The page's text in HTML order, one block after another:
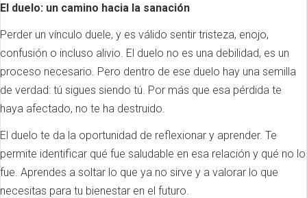
El duelo: un camino hacia la sanación
Perder un vínculo duele, y es válido sentir tristeza, enojo,
confusión o incluso alivio. El duelo no es una debilidad, es un
proceso necesario. Pero dentro de ese duelo hay una semilla
de verdad: tú sigues siendo tú. Por más que esa pérdida te
haya afectado, no te ha destruido.
El duelo te da la oportunidad de reflexionar y aprender. Te
permite identificar qué fue saludable en esa relación y qué no lo
fue. Aprendes a soltar lo que ya no sirve y a valorar lo que
necesitas para tu bienestar en el futuro.